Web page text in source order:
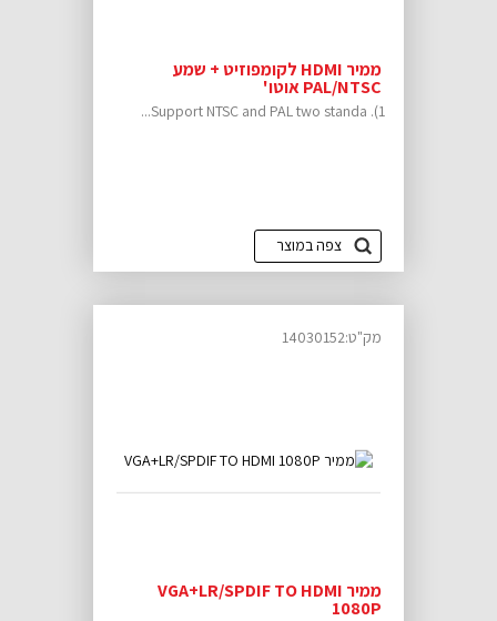
ממיר HDMI לקומפוזיט + שמע
PAL/NTSC אוטו'
1). Support NTSC and PAL two standa...
צפה במוצר
ממיר VGA+LR/SPDIF TO HDMI
1080P
מק"ט:14030152